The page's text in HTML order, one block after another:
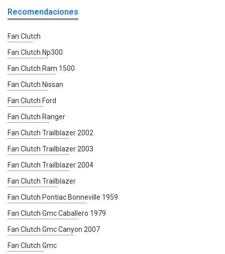
Recomendaciones
Fan Clutch
Fan Clutch Np300
Fan Clutch Ram 1500
Fan Clutch Nissan
Fan Clutch Ford
Fan Clutch Ranger
Fan Clutch Trailblazer 2002
Fan Clutch Trailblazer 2003
Fan Clutch Trailblazer 2004
Fan Clutch Trailblazer
Fan Clutch Pontiac Bonneville 1959
Fan Clutch Gmc Caballero 1979
Fan Clutch Gmc Canyon 2007
Fan Clutch Gmc